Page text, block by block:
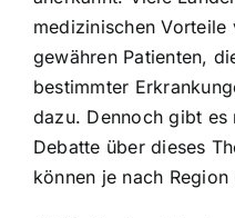
medizinischen Vorteile
gewähren Patienten,
bestimmter
dazu. Dennoch gibt es
Debatte über dieses
können je nach